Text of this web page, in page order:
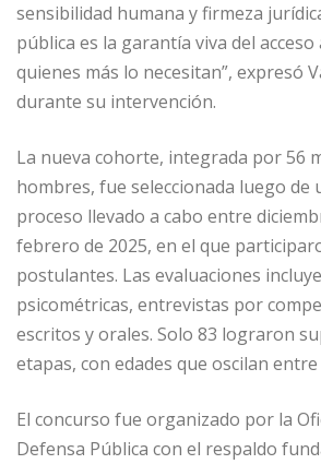
sensibilidad humana y firmeza
pública es la garantía viva del
quienes más lo necesitan”, expresó
durante su intervención.
La nueva cohorte, integrada por 56
hombres, fue seleccionada luego de
proceso llevado a cabo entre
febrero de 2025, en el que
postulantes. Las evaluaciones
psicométricas, entrevistas por
escritos y orales. Solo 83 lograron
etapas, con edades que oscilan
El concurso fue organizado por la
Defensa Pública con el respaldo